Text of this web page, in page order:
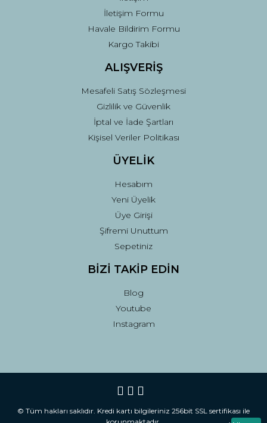
İletişim Formu
Havale Bildirim Formu
Kargo Takibi
ALIŞVERİŞ
Mesafeli Satış Sözleşmesi
Gizlilik ve Güvenlik
İptal ve İade Şartları
Kişisel Veriler Politikası
ÜYELİK
Hesabım
Yeni Üyelik
Üye Girişi
Şifremi Unuttum
Sepetiniz
BİZİ TAKİP EDİN
Blog
Youtube
Instagram
© Tüm hakları saklıdır. Kredi kartı bilgileriniz 256bit SSL sertifikası ile